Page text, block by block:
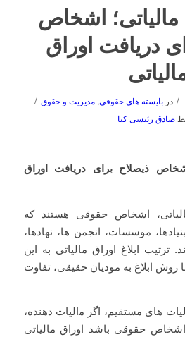
مالیاتی؛ اشخاص
دریافت اوراق
/ در بایسته های حقوقی, مدیریت و حقوق /
صادق رئیسی کیا
ذیصلاح برای دریافت اوراق
اشخاص حقوقی هستند که
موسسات، انجمن ها، نهادها،
ابلاغ اوراق مالیاتی به این
روش ابلاغ به مودیان حقیقی، تفاوت
قانون مالیات های مستقیم، ﺍﮔﺮ ﻣالیات دهنده،
ﺣﻘﻮﻗﯽ ﺑﺎﺷﺪ ﺍﻭﺭﺍﻕ ﻣﺎﻟﯿﺎﺗﯽ